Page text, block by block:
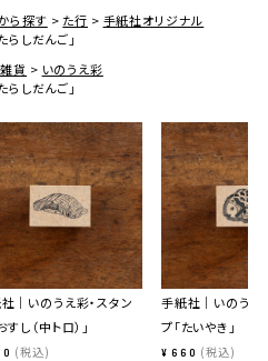
ら探す た行
手紙社オリジナル
しだんご」
貨
いのうえ彩
しだんご」
｜いのうえ彩・スタン
すし（中トロ）」
税込
手紙社｜いのうえ
プ「たいやき」
¥ 660 税込